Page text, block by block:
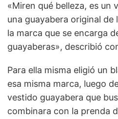
«Miren qué belleza, es un
una guayabera original de
la marca que se encarga
guayaberas», describió
Para ella misma eligió un
esa misma marca, luego
vestido guayabera que
combinara con la prenda